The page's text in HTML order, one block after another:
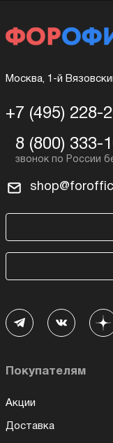
Москва, 1-й
+7 (495) 228-
8 (800) 333-
Покупателям
Акции
Доставка